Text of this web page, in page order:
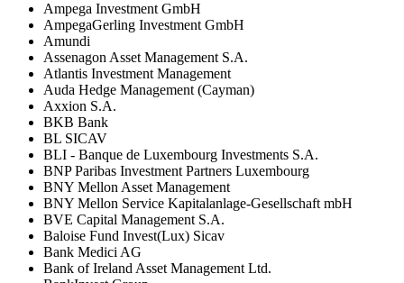
Ampega Investment GmbH
AmpegaGerling Investment GmbH
Amundi
Assenagon Asset Management S.A.
Atlantis Investment Management
Auda Hedge Management (Cayman)
Axxion S.A.
BKB Bank
BL SICAV
BLI - Banque de Luxembourg Investments S.A.
BNP Paribas Investment Partners Luxembourg
BNY Mellon Asset Management
BNY Mellon Service Kapitalanlage-Gesellschaft mbH
BVE Capital Management S.A.
Baloise Fund Invest(Lux) Sicav
Bank Medici AG
Bank of Ireland Asset Management Ltd.